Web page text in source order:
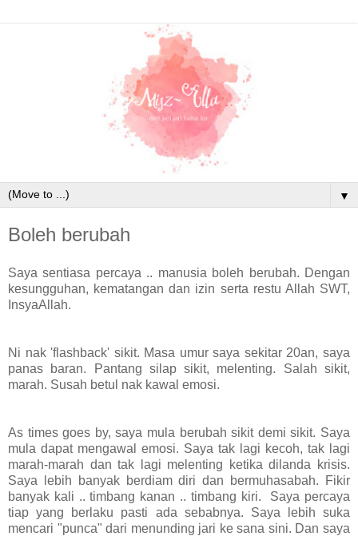
▼
Boleh berubah
Saya sentiasa percaya .. manusia boleh berubah. Dengan
kesungguhan, kematangan dan izin serta restu Allah SWT,
InsyaAllah.
Ni nak 'flashback' sikit. Masa umur saya sekitar 20an, saya
panas baran. Pantang silap sikit, melenting. Salah sikit,
marah. Susah betul nak kawal emosi.
As times goes by, saya mula berubah sikit demi sikit. Saya
mula dapat mengawal emosi. Saya tak lagi kecoh, tak lagi
marah-marah dan tak lagi melenting ketika dilanda krisis.
Saya lebih banyak berdiam diri dan bermuhasabah. Fikir
banyak kali .. timbang kanan .. timbang kiri. Saya percaya
tiap yang berlaku pasti ada sebabnya. Saya lebih suka
mencari "punca" dari menunding jari ke sana sini. Dan saya